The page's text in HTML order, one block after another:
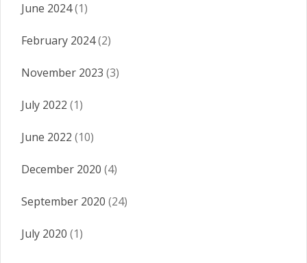
June 2024(1)
February 2024(2)
November 2023 (3)
July 2022 (1)
June 2022 (10)
December 2020 (4)
September 2020 (24)
July 2020 (1)